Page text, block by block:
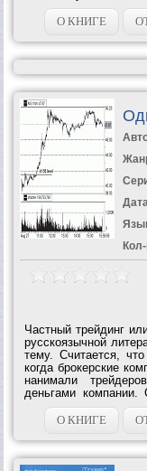
на фондовом
применять, какие
О КНИГЕ
Частный трейдинг
русскоязычной
тему. Считается,
когда брокерские
нанимали
деньгами компании.
трейдеров,
вкладывают некую
О КНИГЕ